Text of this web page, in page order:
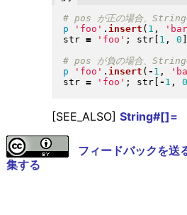
p 'foo' . insert ( 1 ,
str = 'foo' ; str[ 1 , 0
p 'foo' . insert ( - 1 ,
str = 'foo' ; str[ - 1 , 0
[SEE_ALSO] String#[]=
フィードバックを送
集する